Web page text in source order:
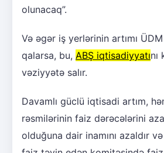
olunacaq”.
Və əgər iş yerlərinin artımı
qalarsa, bu, ABŞ iqtisadiyyatını
vəziyyətə salır.
Davamlı güclü iqtisadi artım,
rəsmilərinin faiz dərəcələrini
olduğuna dair inamını azaldır